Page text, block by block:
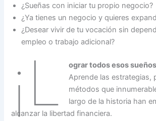
¿Sueñas con iniciar tu propio negocio?
¿Ya tienes un negocio y quieres
¿Desear vivir de tu vocación sin
empleo o trabajo adicional?
¡L
ograr todos esos
Aprende las estrategias,
métodos que
largo de la historia han
alcanzar la libertad financiera.